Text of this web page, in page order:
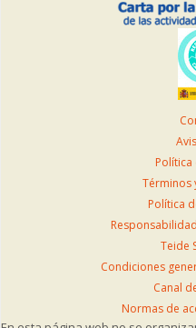
Términos
Política
Teide
Condiciones
Canal
Normas de